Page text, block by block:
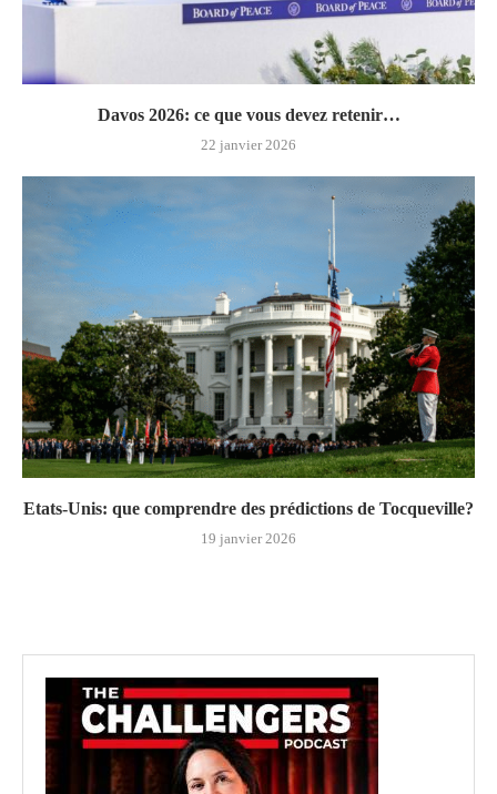
Davos 2026: ce que vous devez retenir…
22 janvier 2026
Etats-Unis: que comprendre des prédictions de Tocqueville?
19 janvier 2026